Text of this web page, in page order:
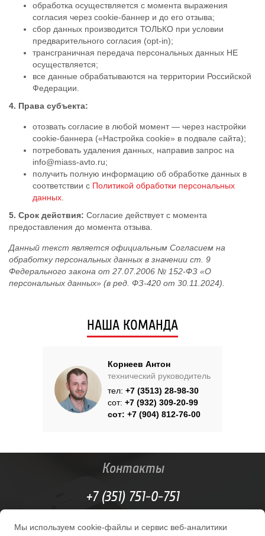
обработка осуществляется с момента выражения
согласия через cookie-баннер и до его отзыва;
сбор данных производится ТОЛЬКО при условии
предварительного согласия (opt-in);
трансграничная передача персональных данных НЕ
осуществляется;
все данные обрабатываются на территории Российской
Федерации.
4. Права субъекта:
отозвать согласие в любой момент — через настройки
cookie-баннера («Настройка cookie» в подвале сайта);
потребовать удаления данных, направив запрос на
info@miass-avto.ru;
получить полную информацию об обработке данных в
соответствии с Политикой обработки персональных
данных
5. Срок действия: Согласие действует с момента
предоставления до момента отзыва.
Данный текст является официальным Согласием на
обработку персональных данных в значении ст. 9
Федерального закона от 27.07.2006 № 152-ФЗ «О
персональных данных» (в ред. ФЗ-420 от 30.11.2024).
НАША КОМАНДА
Корнеев Антон
технический руководитель
тел: +7 (3513) 28-98-30
сот: +7 (932) 309-20-99
сот: +7 (904) 812-76-00
Контакты
+7 (351) 751-0-751
Мы используем cookie-файлы и сервис веб-аналитики